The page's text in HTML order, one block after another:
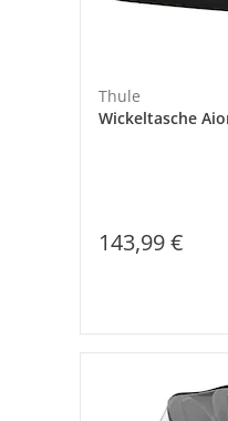
Thule
Wickeltasche
143,99 €